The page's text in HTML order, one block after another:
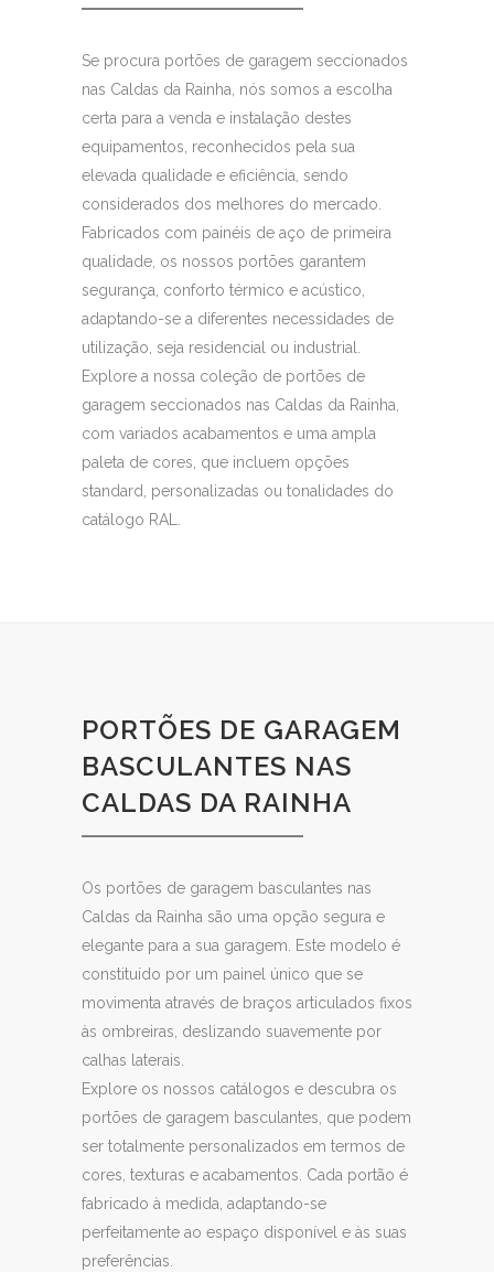
Se procura portões de garagem seccionados
nas Caldas da Rainha, nós somos a escolha
certa para a venda e instalação destes
equipamentos, reconhecidos pela sua
elevada qualidade e eficiência, sendo
considerados dos melhores do mercado.
Fabricados com painéis de aço de primeira
qualidade, os nossos portões garantem
segurança, conforto térmico e acústico,
adaptando-se a diferentes necessidades de
utilização, seja residencial ou industrial.
Explore a nossa coleção de portões de
garagem seccionados nas Caldas da Rainha,
com variados acabamentos e uma ampla
paleta de cores, que incluem opções
standard, personalizadas ou tonalidades do
catálogo RAL.
PORTÕES DE GARAGEM
BASCULANTES NAS
CALDAS DA RAINHA
Os portões de garagem basculantes nas
Caldas da Rainha são uma opção segura e
elegante para a sua garagem. Este modelo é
constituído por um painel único que se
movimenta através de braços articulados fixos
às ombreiras, deslizando suavemente por
calhas laterais.
Explore os nossos catálogos e descubra os
portões de garagem basculantes, que podem
ser totalmente personalizados em termos de
cores, texturas e acabamentos. Cada portão é
fabricado à medida, adaptando-se
perfeitamente ao espaço disponível e às suas
preferências.